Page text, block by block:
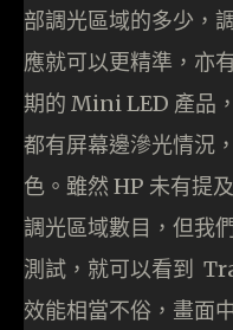
部調光區域的多少，
應就可以更精準，亦
期的 Mini LED 產品
都有屏幕邊滲光情況
色。雖然 HP 未有提
調光區域數目，但我
測試，就可以看到
效能相當不俗，畫面